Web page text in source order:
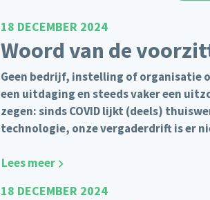
18 DECEMBER 2024
Woord van de
Geen bedrijf, instelling of organisatie
een uitdaging en steeds vaker een
zegen: sinds COVID lijkt (deels)
technologie, onze vergaderdrift is er
Lees meer
18 DECEMBER 2024